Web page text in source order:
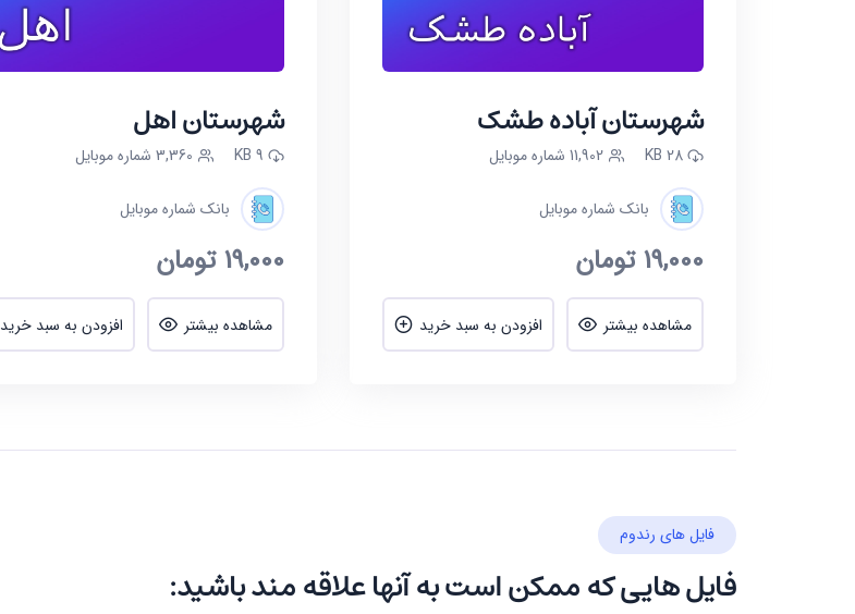
شهرستان آباده طشک
28 KB 11,902 شماره موبایل
بانک شماره موبایل
19,000تومان
مشاهده بیشتر افزودن به سبد خرید
شهرستان اهل
9 KB 3,360 شماره موبایل
بانک شماره موبایل
19,000تومان
مشاهده بیشتر افزودن به سبد خرید
فایل های رندوم
فایل هایی که ممکن است به آنها علاقه مند باشید: